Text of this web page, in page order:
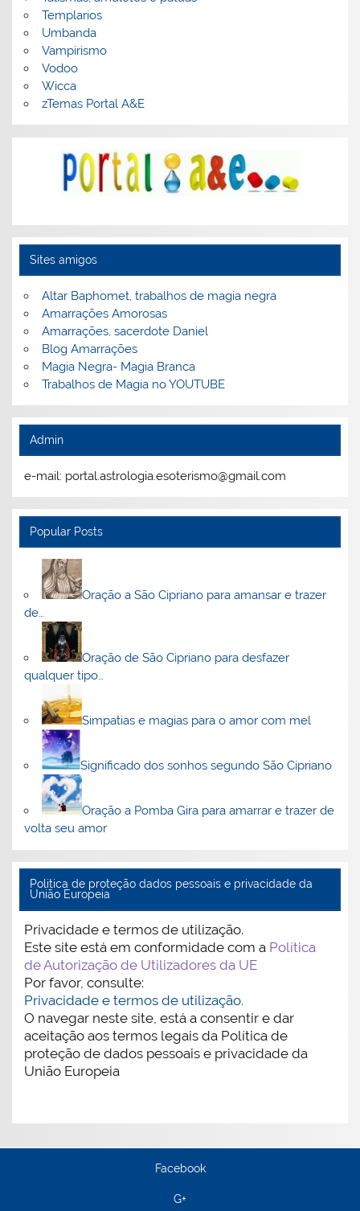
Templarios
Umbanda
Vampirismo
Vodoo
Wicca
zTemas Portal A&E
Sites amigos
Altar Baphomet, trabalhos de magia negra
Amarrações Amorosas
Amarrações, sacerdote Daniel
Blog Amarrações
Magia Negra- Magia Branca
Trabalhos de Magia no YOUTUBE
Admin
e-mail: portal.astrologia.esoterismo@gmail.com
Popular Posts
Oração a São Cipriano para amansar e trazer
de…
Oração de São Cipriano para desfazer
qualquer tipo…
Simpatias e magias para o amor com mel
Significado dos sonhos segundo São Cipriano
Oração a Pomba Gira para amarrar e trazer de
volta seu amor
Politica de proteção dados pessoais e privacidade da
União Europeia
Privacidade e termos de utilização.
Este site está em conformidade com a Política
de Autorização de Utilizadores da UE
Por favor, consulte:
Privacidade e termos de utilização.
O navegar neste site, está a consentir e dar
aceitação aos termos legais da Política de
proteção de dados pessoais e privacidade da
União Europeia
Facebook
G+